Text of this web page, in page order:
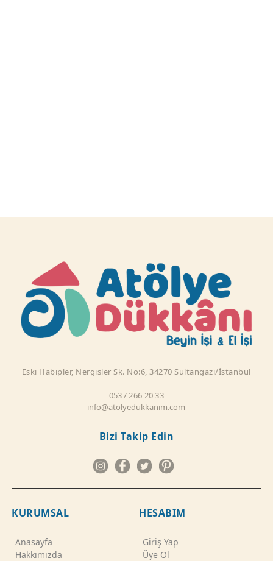
Eski Habipler, Nergisler Sk. No:6, 34270 Sultangazi/İstanbul
0537 266 20 33
info@atolyedukkanim.com
Bizi Takip Edin
KURUMSAL
Anasayfa
Hakkımızda
HESABIM
Giriş Yap
Üye Ol